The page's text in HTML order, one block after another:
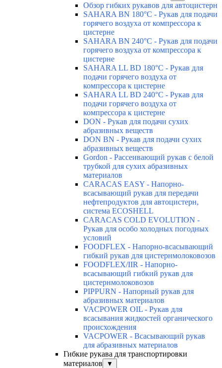
Обзор гибких рукавов для автоцистерн
SAHARA BN 180°C - Рукав для подачи
горячего воздуха от компрессора к
цистерне
SAHARA BN 240°C - Рукав для подачи
горячего воздуха от компрессора к
цистерне
SAHARA LL BD 180°C - Рукав для
подачи горячего воздуха от
компрессора к цистерне
SAHARA LL BD 240°C - Рукав для
подачи горячего воздуха от
компрессора к цистерне
DON - Рукав для подачи сухих
абразивных веществ
DON BN - Рукав для подачи сухих
абразивных веществ
Gordon - Рассеивающий рукав с белой
трубкой для сухих абразивных
материалов
CARACAS EASY - Напорно-
всасывающий рукав для передачи
нефтепродуктов для автоцистерн,
система ECOSHELL
CARACAS COLD EVOLUTION -
Рукав для особо холодных погодных
условий
FOODFLEX - Напорно-всасывающий
гибкий рукав для цистернмолоковозов
FOODFLEX/IIR - Напорно-
всасывающий гибкий рукав для
цистернмолоковозов
PIPPURN - Напорный рукав для
абразивных материалов
VACPOWER OIL - Рукав для
всасывания жидкостей органического
происхождения
VACPOWER - Всасывающий рукав
для абразивных материалов
Гибкие рукава для транспортировки
материалов
▼